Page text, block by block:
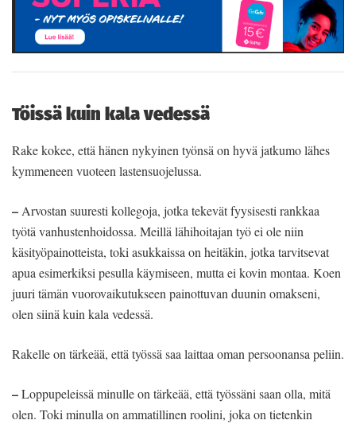
Töissä kuin kala vedessä
Rake kokee, että hänen nykyinen työnsä on hyvä jatkumo lähes
kymmeneen vuoteen lastensuojelussa.
–Arvostan suuresti kollegoja, jotka tekevät fyysisesti rankkaa
työtä vanhustenhoidossa. Meillä lähihoitajan työ ei ole niin
käsityöpainotteista, toki asukkaissa on heitäkin, jotka tarvitsevat
apua esimerkiksi pesulla käymiseen, mutta ei kovin montaa. Koen
juuri tämän vuorovaikutukseen painottuvan duunin omakseni,
olen siinä kuin kala vedessä.
Rakelle on tärkeää, että työssä saa laittaa oman persoonansa peliin.
–Loppupeleissä minulle on tärkeää, että työssäni saan olla, mitä
olen. Toki minulla on ammatillinen roolini, joka on tietenkin